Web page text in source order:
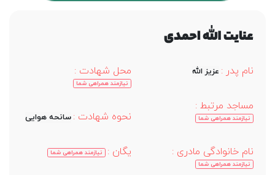
عنایت الله احمدی
نام پدر : عزیز الله
مساجد مرتبط :
نیازمند همراهی شما
نام خانوادگی مادری :
نیازمند همراهی شما
محل شهادت :
نیازمند همراهی شما
نحوه شهادت : سانحه هوایی
یگان : نیازمند همراهی شما